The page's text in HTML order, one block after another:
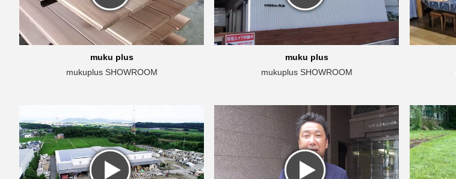
muku plus
mukuplus SHOWROOM
muku plus
mukuplus SHOWROOM